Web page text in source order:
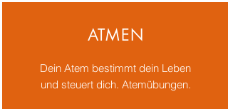
ATMEN
Dein Atem bestimmt dein Leben
und steuert dich. Atemübungen.